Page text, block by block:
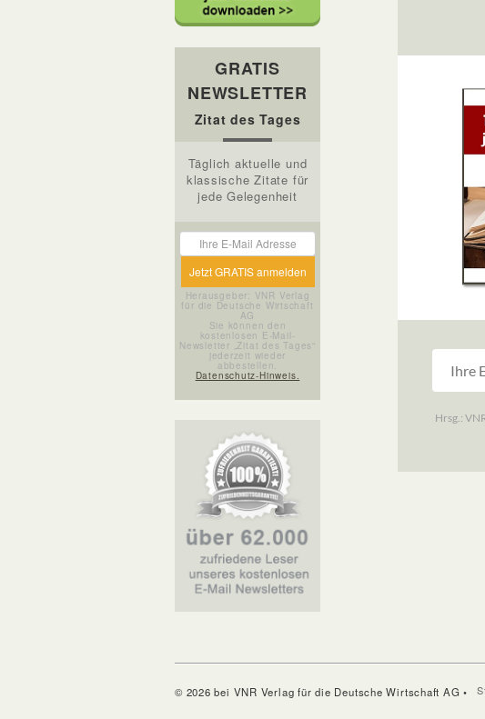
GRATIS
NEWSLETTER
Zitat des Tages
Täglich aktuelle und
klassische Zitate für
jede Gelegenheit
Herausgeber: VNR Verlag
für die Deutsche Wirtschaft
AG
Sie können den
kostenlosen E-Mail-
Newsletter „Zitat des Tages“
jederzeit wieder
abbestellen.
Datenschutz-Hinweis.
© 2026 bei VNR Verlag für die Deutsche Wirtschaft AG •